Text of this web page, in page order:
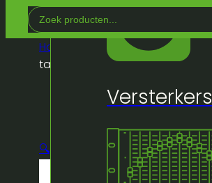
Versterkers
Search
...
Home
Winkel Inrichting/Koeling
tafelmodel
🔍